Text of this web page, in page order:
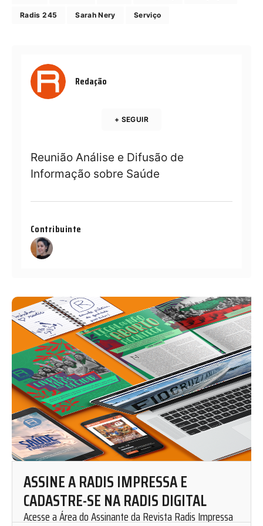
Radis 245 Sarah Nery Serviço
Redação
+ SEGUIR
Reunião Análise e Difusão de
Informação sobre Saúde
Contribuinte
ASSINE A RADIS IMPRESSA E
CADASTRE-SE NA RADIS DIGITAL
Acesse a Área do Assinante da Revista Radis Impressa